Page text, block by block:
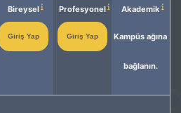
Bireysel
Giriş Yap
Profesyonel
Giriş Yap
Akademik
Kampüs ağına
bağlanın.